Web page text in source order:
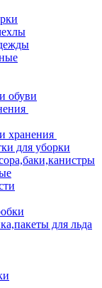
обуви
хранения
для уборки
для льда